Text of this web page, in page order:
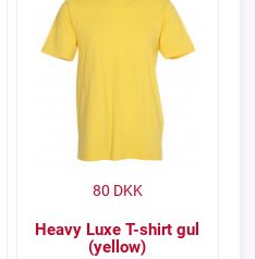
Heavy Luxe T-shirt gul
(yellow)
80 DKK